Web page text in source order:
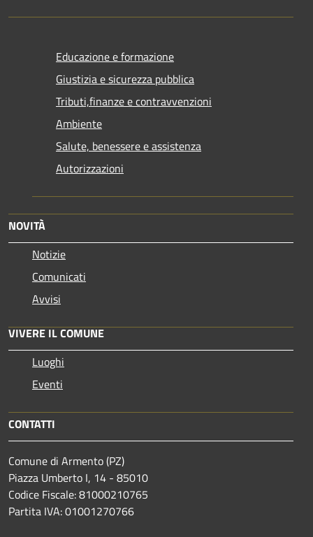
Educazione e formazione
Giustizia e sicurezza pubblica
Tributi,finanze e contravvenzioni
Ambiente
Salute, benessere e assistenza
Autorizzazioni
NOVITÀ
Notizie
Comunicati
Avvisi
VIVERE IL COMUNE
Luoghi
Eventi
CONTATTI
Comune di Armento (PZ)
Piazza Umberto I, 14 - 85010
Codice Fiscale: 81000210765
Partita IVA: 01001270766